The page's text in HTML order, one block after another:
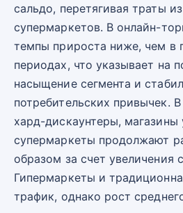
сальдо, перетягивая траты
супермаркетов. В онлайн-
темпы прироста ниже, чем в
периодах, что указывает на
насыщение сегмента и
потребительских привычек.
хард-дискаунтеры, магазины
супермаркеты продолжают
образом за счет увеличения
Гипермаркеты и
трафик, однако рост